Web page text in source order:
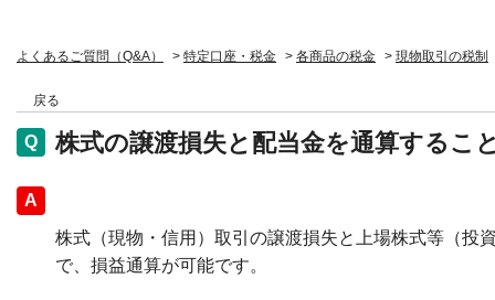
よくあるご質問（Q&A） > 特定口座・税金 > 各商品の税金 > 現物取引の税制
戻る
株式の譲渡損失と配当金を通算するこ
回答
株式（現物・信用）取引の譲渡損失と上場株式等（投
で、損益通算が可能です。